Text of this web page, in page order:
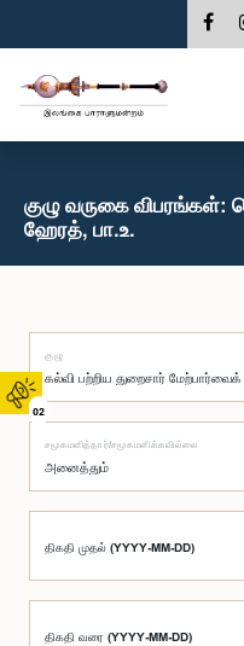
02
குழு வருகை விபரங்கள்:
ஹேரத், பா.உ.
குழு
சமூகமளித்தார்/சமூகமளிக்கவில்லை
திகதி முதல் (YYYY-MM-DD)
திகதி வரை (YYYY-MM-DD)